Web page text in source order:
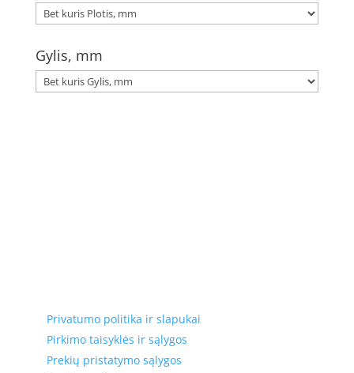
Gylis, mm
Privatumo politika ir slapukai
Pirkimo taisyklės ir sąlygos
Prekių pristatymo sąlygos